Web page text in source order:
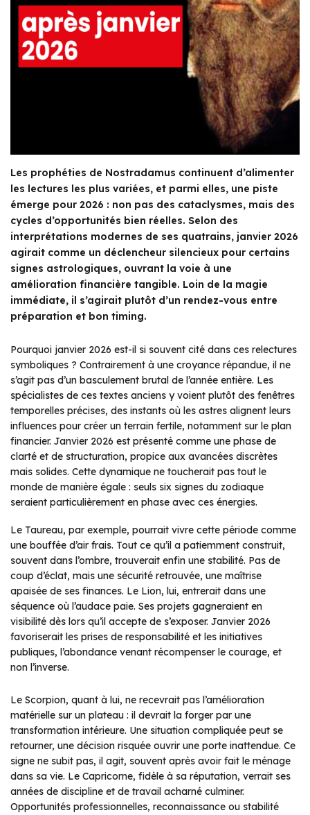
Les prophéties de Nostradamus continuent d’alimenter
les lectures les plus variées, et parmi elles, une piste
émerge pour 2026 : non pas des cataclysmes, mais des
cycles d’opportunités bien réelles. Selon des
interprétations modernes de ses quatrains, janvier 2026
agirait comme un déclencheur silencieux pour certains
signes astrologiques, ouvrant la voie à une
amélioration financière tangible. Loin de la magie
immédiate, il s’agirait plutôt d’un rendez-vous entre
préparation et bon timing.
Pourquoi janvier 2026 est-il si souvent cité dans ces relectures
symboliques ? Contrairement à une croyance répandue, il ne
s’agit pas d’un basculement brutal de l’année entière. Les
spécialistes de ces textes anciens y voient plutôt des fenêtres
temporelles précises, des instants où les astres alignent leurs
influences pour créer un terrain fertile, notamment sur le plan
financier. Janvier 2026 est présenté comme une phase de
clarté et de structuration, propice aux avancées discrètes
mais solides. Cette dynamique ne toucherait pas tout le
monde de manière égale : seuls six signes du zodiaque
seraient particulièrement en phase avec ces énergies.
Le Taureau, par exemple, pourrait vivre cette période comme
une bouffée d’air frais. Tout ce qu’il a patiemment construit,
souvent dans l’ombre, trouverait enfin une stabilité. Pas de
coup d’éclat, mais une sécurité retrouvée, une maîtrise
apaisée de ses finances. Le Lion, lui, entrerait dans une
séquence où l’audace paie. Ses projets gagneraient en
visibilité dès lors qu’il accepte de s’exposer. Janvier 2026
favoriserait les prises de responsabilité et les initiatives
publiques, l’abondance venant récompenser le courage, et
non l’inverse.
Le Scorpion, quant à lui, ne recevrait pas l’amélioration
matérielle sur un plateau : il devrait la forger par une
transformation intérieure. Une situation compliquée peut se
retourner, une décision risquée ouvrir une porte inattendue. Ce
signe ne subit pas, il agit, souvent après avoir fait le ménage
dans sa vie. Le Capricorne, fidèle à sa réputation, verrait ses
années de discipline et de travail acharné culminer.
Opportunités professionnelles, reconnaissance ou stabilité